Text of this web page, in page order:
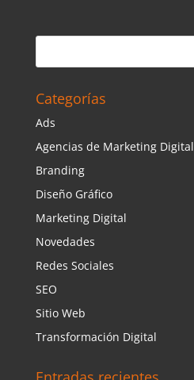
Categorías
Ads
Agencias de Marketing Digital
Branding
Diseño Gráfico
Marketing Digital
Novedades
Redes Sociales
SEO
Sitio Web
Transformación Digital